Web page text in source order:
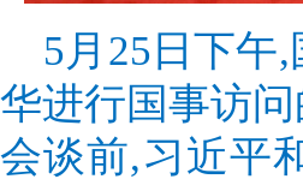
5月25日下午
华进行国事访
会谈前,习近平